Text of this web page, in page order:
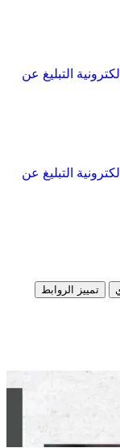
التبليغ عن
التبليغ عن
تمييز الروابط